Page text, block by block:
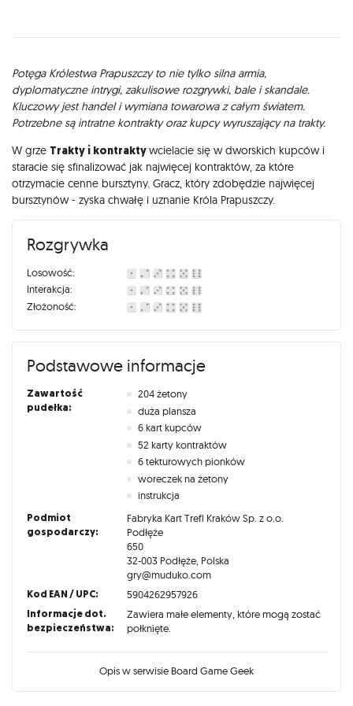
Opis
Potęga Królestwa Prapuszczy to nie tylko silna armia,
dyplomatyczne intrygi, zakulisowe rozgrywki, bale i skandale.
Kluczowy jest handel i wymiana towarowa z całym światem.
Potrzebne są intratne kontrakty oraz kupcy wyruszający na trakty.
W grze Trakty i kontraktywcielacie się w dworskich kupców i
staracie się sfinalizować jak najwięcej kontraktów, za które
otrzymacie cenne bursztyny. Gracz, który zdobędzie najwięcej
bursztynów - zyska chwałę i uznanie Króla Prapuszczy.
Rozgrywka
Losowość:
Interakcja:
Złożoność:
Podstawowe informacje
Zawartość
pudełka:
204 żetony
duża plansza
6 kart kupców
52 karty kontraktów
6 tekturowych pionków
woreczek na żetony
instrukcja
Podmiot
gospodarczy:
Fabryka Kart Trefl Kraków Sp. z o.o.
Podłęże
650
32-003 Podłęże, Polska
gry@muduko.com
Kod EAN / UPC: 5904262957926
Informacje dot.
bezpieczeństwa:
Zawiera małe elementy, które mogą zostać
połknięte.
Opis w serwisie Board Game Geek